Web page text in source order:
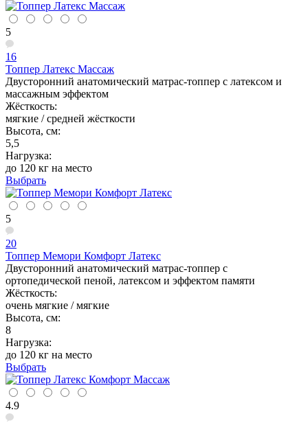
5
16
Топпер Латекс Массаж
Двусторонний анатомический матрас-топпер с латексом и
массажным эффектом
Жёсткость:
мягкие / средней жёсткости
Высота, см:
5,5
Нагрузка:
до 120 кг на место
Выбрать
5
20
Топпер Мемори Комфорт Латекс
Двусторонний анатомический матрас-топпер с
ортопедической пеной, латексом и эффектом памяти
Жёсткость:
очень мягкие / мягкие
Высота, см:
8
Нагрузка:
до 120 кг на место
Выбрать
4.9